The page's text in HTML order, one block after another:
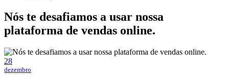
Nós te desafiamos a usar nossa
plataforma de vendas online.
28
dezembro